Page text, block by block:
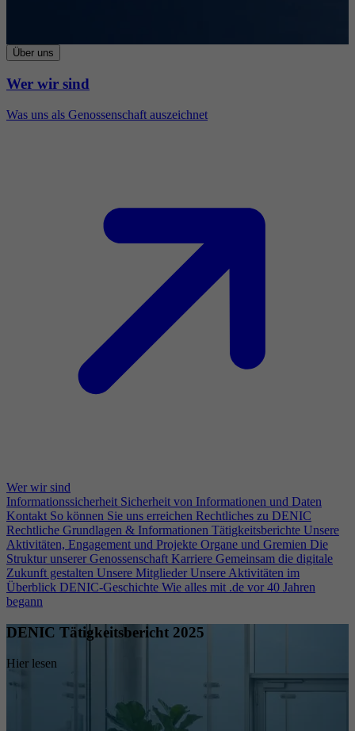
Über uns
Wer wir sind
Was uns als Genossenschaft auszeichnet
Wer wir sind
Informationssicherheit Sicherheit von Informationen und Daten
Kontakt So können Sie uns erreichen Rechtliches zu DENIC
Rechtliche Grundlagen & Informationen Tätigkeitsberichte Unsere
Aktivitäten, Engagement und Projekte Organe und Gremien Die
Struktur unserer Genossenschaft Karriere Gemeinsam die digitale
Zukunft gestalten Unsere Mitglieder Unsere Aktivitäten im
Überblick DENIC-Geschichte Wie alles mit .de vor 40 Jahren
begann
DENIC Tätigkeitsbericht 2025
Hier lesen